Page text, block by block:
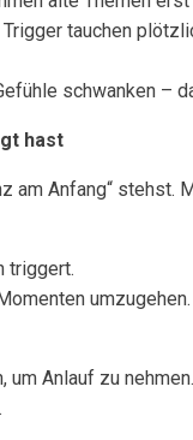
tauchen
schwanken –
hast
am Anfang“
triggert.
umzugehen.
um Anlauf zu